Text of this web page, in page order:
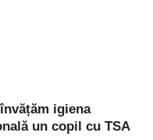
igiena
un copil cu TSA